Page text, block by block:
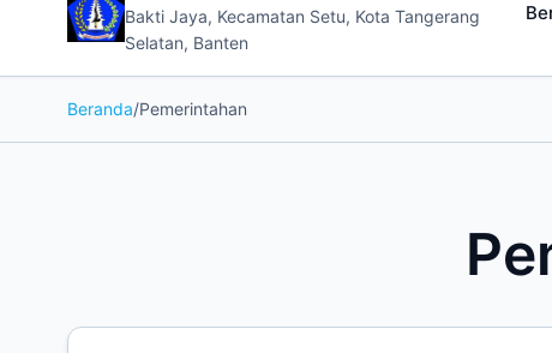
Bakti Jaya, Kecamatan Setu, Kota Tangerang
Selatan, Banten
Beranda/Pemerintahan